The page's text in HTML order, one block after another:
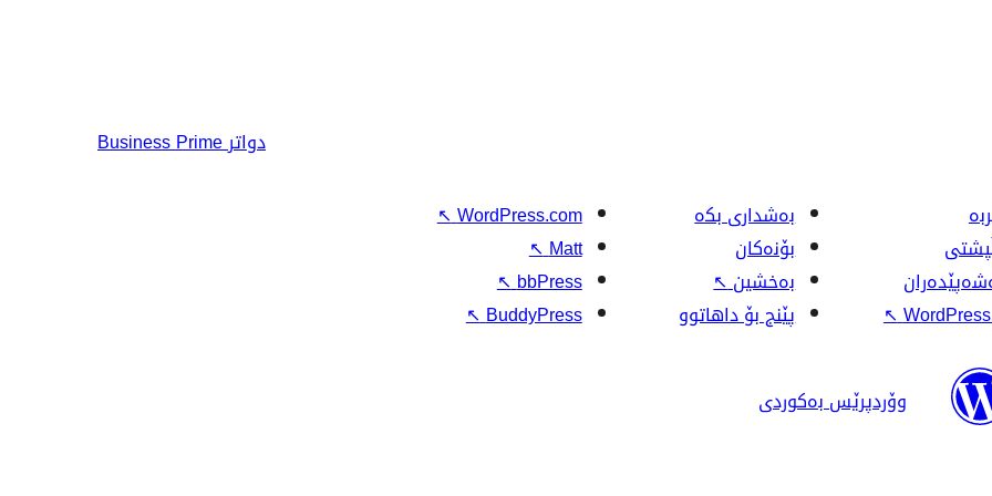
دواترBusiness Prime
↖
بەشداری بکە
بۆنەکان
بەخشین↖
پێنج بۆ داهاتوو
WordPress.com
↖
Matt
↖
bbPress
↖
BuddyPress
↖
وۆردپرێس بەکوردی